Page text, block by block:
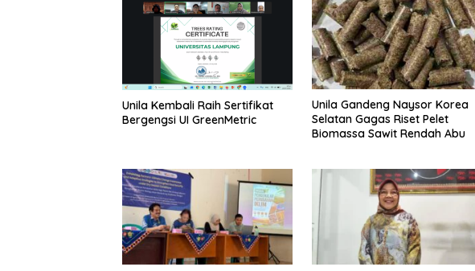
Unila Kembali Raih Sertifikat
Bergengsi UI GreenMetric
Unila Gandeng Naysor Korea
Selatan Gagas Riset Pelet
Biomassa Sawit Rendah Abu